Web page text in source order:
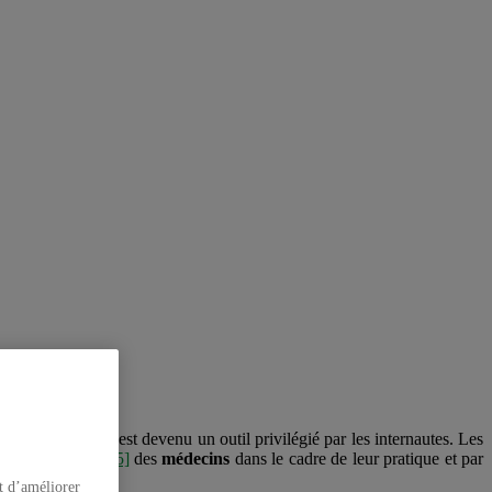
santé, Wikipedia est devenu un outil privilégié par les internautes. Les
% à 70 % [5] desmédecins dans le cadre de leur pratique et par
d’améliorer